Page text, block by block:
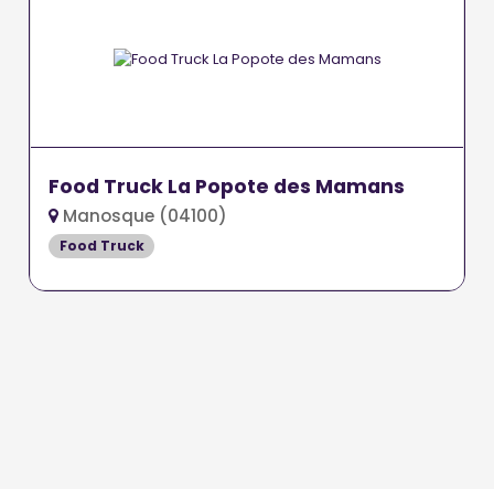
Food Truck La Popote des Mamans
Manosque (04100)
Food Truck